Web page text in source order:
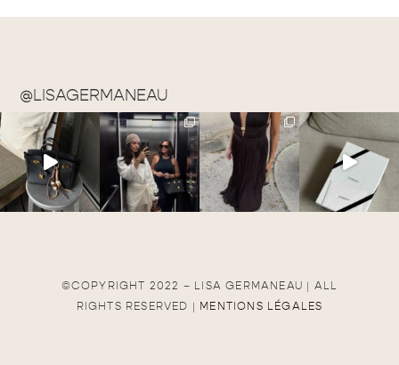
@LISAGERMANEAU
©COPYRIGHT 2022 – LISA GERMANEAU | ALL
RIGHTS RESERVED | MENTIONS LÉGALES